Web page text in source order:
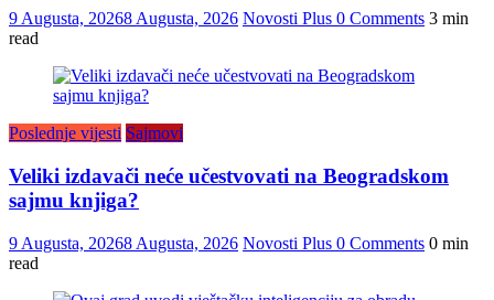
9 Augusta, 20268 Augusta, 2026 Novosti Plus 0 Comments 3 min
read
Poslednje vijesti Sajmovi
Veliki izdavači neće učestvovati na Beogradskom
sajmu knjiga?
9 Augusta, 20268 Augusta, 2026 Novosti Plus 0 Comments 0 min
read